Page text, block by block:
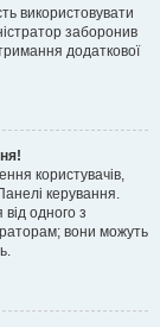
використовувати
заборонив
додаткової
користувачів,
керування.
одного з
вони можуть